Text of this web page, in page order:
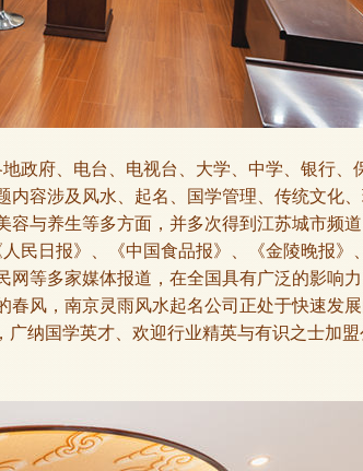
政府、电台、电视台、大学、中学、银行、
内容涉及风水、起名、国学管理、传统文化
容与养生等多方面，并多次得到江苏城市频
民日报》、《中国食品报》、《金陵晚报》
网等多家媒体报道，在全国具有广泛的影响
风，南京灵雨风水起名公司正处于快速发展
纳国学英才、欢迎行业精英与有识之士加盟